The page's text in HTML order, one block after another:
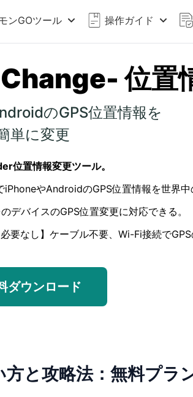
ンGOツール 操作ガイド
位置
のGPS位置情報を
単に変更
位置情報変更ツール。
iPhoneやAndroidのGPS位置情報を世界中
デバイスのGPS位置変更に対応できる。
必要なし】ケーブル不要、Wi-Fi接続でGPS
ダウンロード
と攻略法：無料プラ